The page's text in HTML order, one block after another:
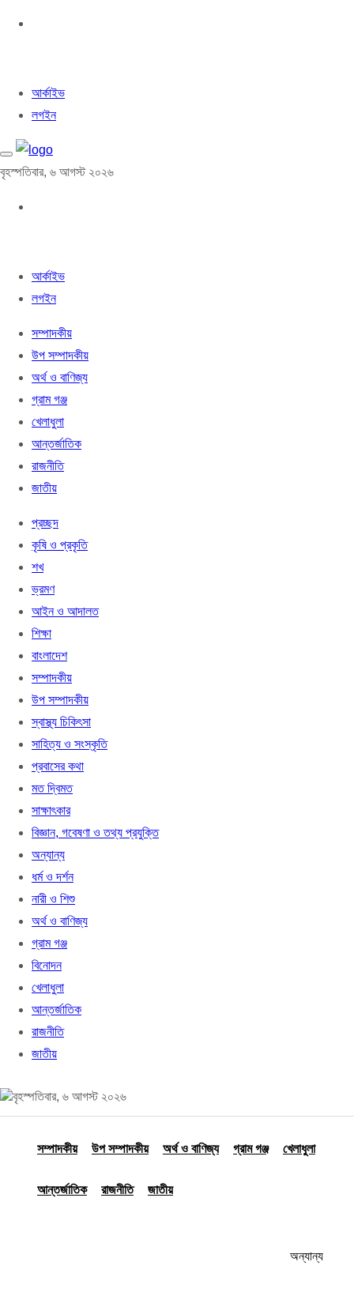
আর্কাইভ
লগইন
বৃহস্পতিবার, ৬ আগস্ট ২০২৬
আর্কাইভ
লগইন
সম্পাদকীয়
উপ সম্পাদকীয়
অর্থ ও বাণিজ্য
গ্রাম গঞ্জ
খেলাধুলা
আন্তর্জাতিক
রাজনীতি
জাতীয়
প্রচ্ছদ
কৃষি ও প্রকৃতি
শখ
ভ্রমণ
আইন ও আদালত
শিক্ষা
বাংলাদেশ
সম্পাদকীয়
উপ সম্পাদকীয়
স্বাস্থ্য চিকিৎসা
সাহিত্য ও সংস্কৃতি
প্রবাসের কথা
মত দ্বিমত
সাক্ষাৎকার
বিজ্ঞান, গবেষণা ও তথ্য প্রযুক্তি
অন্যান্য
ধর্ম ও দর্শন
নারী ও শিশু
অর্থ ও বাণিজ্য
গ্রাম গঞ্জ
বিনোদন
খেলাধুলা
আন্তর্জাতিক
রাজনীতি
জাতীয়
বৃহস্পতিবার, ৬ আগস্ট ২০২৬
সম্পাদকীয় উপ সম্পাদকীয় অর্থ ও বাণিজ্য গ্রাম গঞ্জ খেলাধুলা
আন্তর্জাতিক রাজনীতি জাতীয়
অন্যান্য